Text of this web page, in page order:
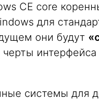
CE core
для
они будут
интерфейса
системы для